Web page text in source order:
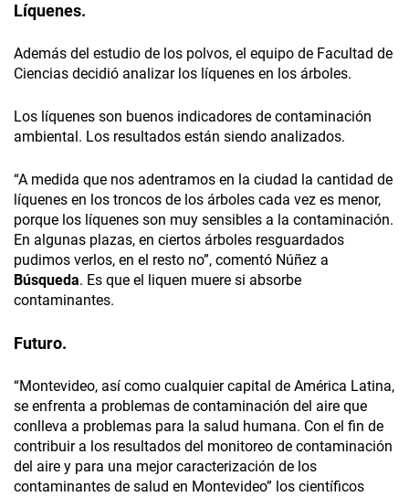
Líquenes.
Además del estudio de los polvos, el equipo de Facultad de
Ciencias decidió analizar los líquenes en los árboles.
Los líquenes son buenos indicadores de contaminación
ambiental. Los resultados están siendo analizados.
“A medida que nos adentramos en la ciudad la cantidad de
líquenes en los troncos de los árboles cada vez es menor,
porque los líquenes son muy sensibles a la contaminación.
En algunas plazas, en ciertos árboles resguardados
pudimos verlos, en el resto no”, comentó Núñez a
Búsqueda. Es que el liquen muere si absorbe
contaminantes.
Futuro.
“Montevideo, así como cualquier capital de América Latina,
se enfrenta a problemas de contaminación del aire que
conlleva a problemas para la salud humana. Con el fin de
contribuir a los resultados del monitoreo de contaminación
del aire y para una mejor caracterización de los
contaminantes de salud en Montevideo” los científicos